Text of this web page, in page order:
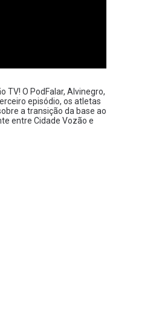
TV! O PodFalar, Alvinegro,
episódio, os atletas
a transição da base ao
entre Cidade Vozão e